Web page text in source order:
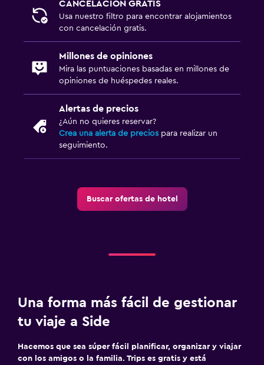
CANCELACIÓN GRATIS
Usa nuestro filtro para encontrar alojamientos
con cancelación gratis.
Millones de opiniones
Mira las puntuaciones basadas en millones de
opiniones de huéspedes reales.
Alertas de precios
¿Aún no quieres reservar?
Crea una alerta de precios para realizar un
seguimiento.
Buscar ofertas de hotel
Una forma más fácil de gestionar
tu viaje a Side
Hacemos que sea súper fácil planificar, organizar y viajar
con los amigos o la familia. Trips es gratis y está